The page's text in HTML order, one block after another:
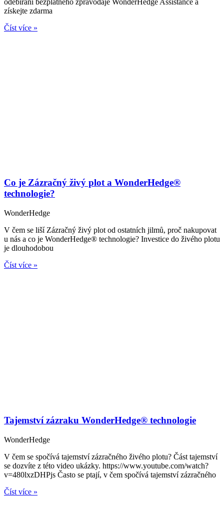
získejte zdarma
Číst více »
Co je Zázračný živý plot a WonderHedge®
technologie?
WonderHedge
V čem se liší Zázračný živý plot od ostatních jilmů, proč nakupovat
u nás a co je WonderHedge® technologie? Investice do živého plotu
je dlouhodobou
Číst více »
Tajemství zázraku WonderHedge® technologie
WonderHedge
V čem se spočívá tajemství zázračného živého plotu? Část tajemství
se dozvíte z této video ukázky. https://www.youtube.com/watch?
v=480lxzDHPjs Často se ptají, v čem spočívá tajemství zázračného
Číst více »